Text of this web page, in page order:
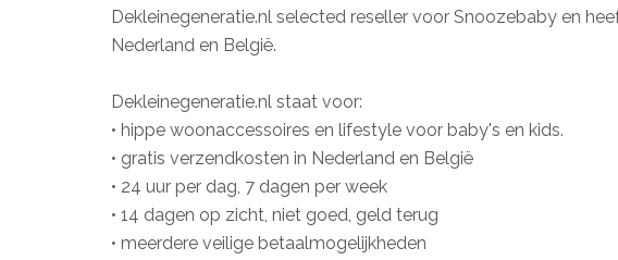
Dekleinegeneratie.nl selected reseller voor Snoozebaby en
Nederland en België.
Dekleinegeneratie.nl staat voor:
• hippe woonaccessoires en lifestyle voor baby's en kids.
• gratis verzendkosten in Nederland en België
• 24 uur per dag, 7 dagen per week
• 14 dagen op zicht, niet goed, geld terug
• meerdere veilige betaalmogelijkheden